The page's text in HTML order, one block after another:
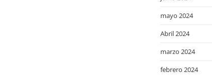
mayo 2024
Abril 2024
marzo 2024
febrero 2024